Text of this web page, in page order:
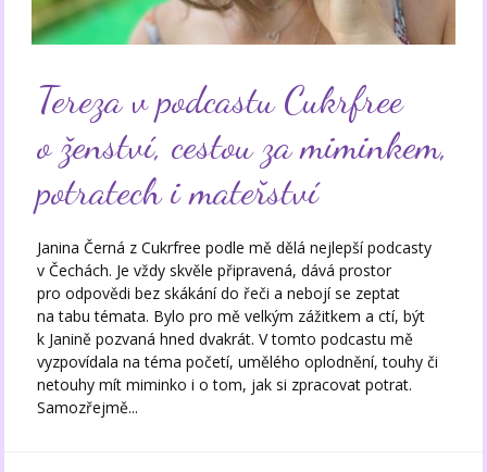
Tereza v podcastu Cukrfree
o ženství, cestou za miminkem,
potratech i mateřství
Janina Černá z Cukrfree podle mě dělá nejlepší podcasty
v Čechách. Je vždy skvěle připravená, dává prostor
pro odpovědi bez skákání do řeči a nebojí se zeptat
na tabu témata. Bylo pro mě velkým zážitkem a ctí, být
k Janině pozvaná hned dvakrát. V tomto podcastu mě
vyzpovídala na téma početí, umělého oplodnění, touhy či
netouhy mít miminko i o tom, jak si zpracovat potrat.
Samozřejmě...